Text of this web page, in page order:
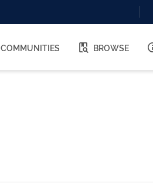
COMMUNITIES BROWSE